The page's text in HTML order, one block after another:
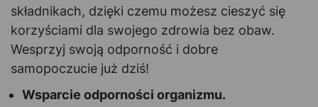
składnikach, dzięki czemu możesz cieszyć się
korzyściami dla swojego zdrowia bez obaw.
Wesprzyj swoją odporność i dobre
samopoczucie już dziś!
Wsparcie odporności organizmu.